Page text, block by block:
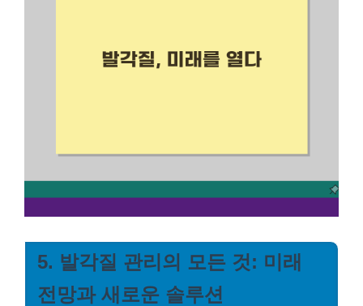
5. 발각질 관리의 모든 것: 미래
전망과 새로운 솔루션